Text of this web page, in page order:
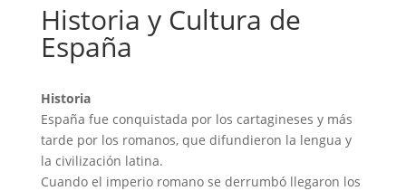
Historia y Cultura de
España
Historia
España fue conquistada por los cartagineses y más
tarde por los romanos, que difundieron la lengua y
la civilización latina.
Cuando el imperio romano se derrumbó llegaron los